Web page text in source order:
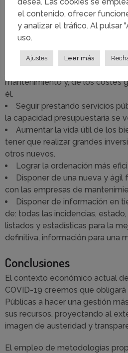
beneficios que se podrían
de un modelo de
GMAO:
Mayor control presupuestario
mantenimiento y, de los costes
él.
Seguir prestando servicios
la capacidad presupuestaria se
Aumentar la vida útil de los
tener que realizar grandes
otros nuevos.
Lograr la ordenación más
Disponer de una nueva y
con las empresas de
Disponer de información en
de: todas las incidencias,
listados y estadísticas para la
definitiva, información para una
Conclusiones
El contexto económico actual
COVID-19 creemos que
Públicas a hacer una gestión
sus recursos, proyectando al
imagen de austeridad y
El empleo de metodologías
el contenido, ofrecer
y analizar el tráfico. Al pulsar
uso.
Ajustes Leer más